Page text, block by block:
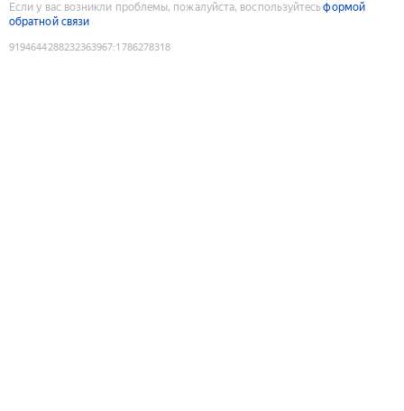
Если у вас возникли проблемы, пожалуйста, воспользуйтесьформой
обратной связи
9194644288232363967:1786278318